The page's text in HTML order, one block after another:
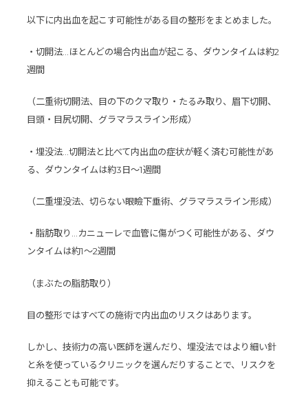
以下に内出血を起こす可能性がある目の整形をまとめました。
・切開法…ほとんどの場合内出血が起こる、ダウンタイムは約2
週間
（二重術切開法、目の下のクマ取り・たるみ取り、眉下切開、
目頭・目尻切開、グラマラスライン形成）
・埋没法…切開法と比べて内出血の症状が軽く済む可能性があ
る、ダウンタイムは約3日〜1週間
（二重埋没法、切らない眼瞼下垂術、グラマラスライン形成）
・脂肪取り…カニューレで血管に傷がつく可能性がある、ダウ
ンタイムは約1〜2週間
（まぶたの脂肪取り）
目の整形ではすべての施術で内出血のリスクはあります。
しかし、技術力の高い医師を選んだり、埋没法ではより細い針
と糸を使っているクリニックを選んだりすることで、リスクを
抑えることも可能です。